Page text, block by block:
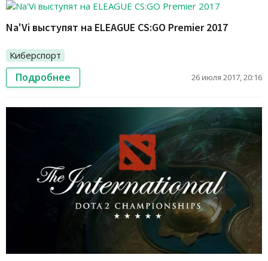
Na'Vi выступят на ELEAGUE CS:GO Premier 2017
Киберспорт
Подробнее 26 июля 2017, 20:16